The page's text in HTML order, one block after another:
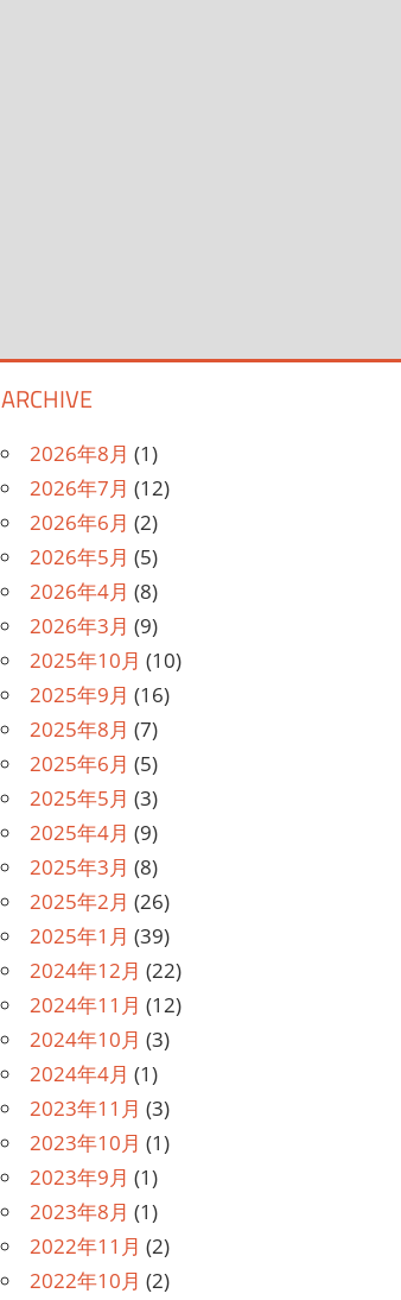
ARCHIVE
2026年8月 (1)
2026年7月 (12)
2026年6月 (2)
2026年5月 (5)
2026年4月 (8)
2026年3月 (9)
2025年10月 (10)
2025年9月 (16)
2025年8月 (7)
2025年6月 (5)
2025年5月 (3)
2025年4月 (9)
2025年3月 (8)
2025年2月 (26)
2025年1月 (39)
2024年12月 (22)
2024年11月 (12)
2024年10月 (3)
2024年4月 (1)
2023年11月 (3)
2023年10月 (1)
2023年9月 (1)
2023年8月 (1)
2022年11月 (2)
2022年10月 (2)